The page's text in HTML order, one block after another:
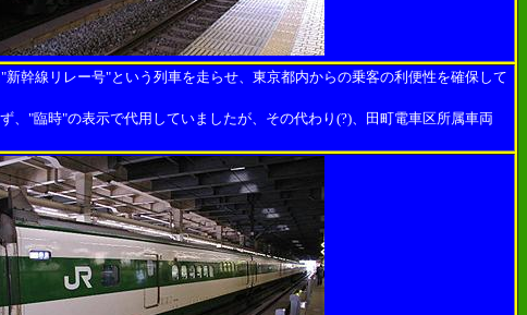
幹線リレー号"という列車を走らせ、東京都内からの乗客の利便性を確保して
"臨時"の表示で代用していましたが、その代わり(?)、田町電車区所属車両